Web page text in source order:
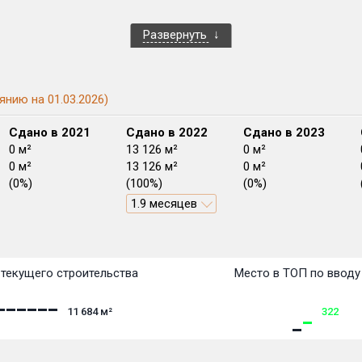
Развернуть
на 01.03.2026)
Сдано в 2021
0 м²
0 м²
(0%)
Сдано в 2022
13 126 м²
13 126 м²
(100%)
1.9 месяцев
Сдано в 2023
0 м²
0 м²
(0%)
строительства
11 684 м²
Место в ТОП по
322